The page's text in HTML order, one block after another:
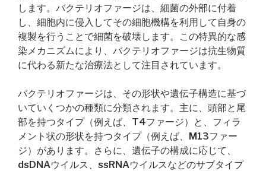
します。バクテリオファージは、細菌の外部に付着
し、細胞内に侵入してその細胞機構を利用して自身の
複製を行うことで細菌を破壊します。この特異的な感
染メカニズムにより、バクテリオファージは抗生物質
に代わる新たな治療法として注目されています。
バクテリオファージは、その形状や遺伝子構造に基づ
いていくつかの種類に分類されます。主に、頭部と尾
部を持つタイプ（例えば、T4ファージ）と、フィラ
メント状の形状を持つタイプ（例えば、M13ファー
ジ）があります。さらに、遺伝子の構成に応じて、
dsDNAウイルス、ssRNAウイルスなどのサブタイプ